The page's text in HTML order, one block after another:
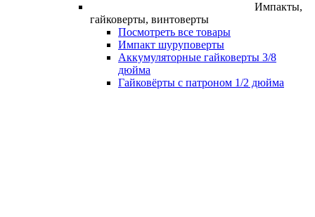
Импакты,
гайковерты, винтоверты
Посмотреть все товары
Импакт шуруповерты
Аккумуляторные гайковерты 3/8
дюйма
Гайковёрты с патроном 1/2 дюйма